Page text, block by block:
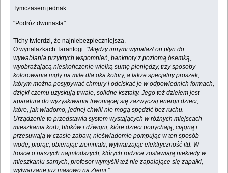
Tymczasem jednak...
"Podróż dwunasta".
Tichy twierdzi, że najniebezpieczniejsza.
O wynalazkach Tarantogi: "Między innymi wynalazł on płyn do
wywabiania przykrych wspomnień, banknoty z poziomą ósemką,
wyobrażającą nieskończenie wielką sumę pieniędzy, trzy sposoby
kolorowania mgły na miłe dla oka kolory, a także specjalny proszek,
którym można posypywać chmury i odciskać je w odpowiednich formach,
dzięki czemu uzyskują trwałe, solidne kształty. Jego też dziełem jest
aparatura do wyzyskiwania trwoniącej się zazwyczaj energii dzieci,
które, jak wiadomo, jednej chwili nie mogą spędzić bez ruchu.
Urządzenie to przedstawia system wystających w różnych miejscach
mieszkania korb, bloków i dźwigni, które dzieci popychają, ciągną i
przesuwają w czasie zabaw, nieświadomie pompując w ten sposób
wodę, piorąc, obierając ziemniaki, wytwarzając elektryczność itd. W
trosce o naszych najmłodszych, których rodzice zostawiają niekiedy w
mieszkaniu samych, profesor wymyślił też nie zapalające się zapałki,
wytwarzane już masowo na Ziemi."